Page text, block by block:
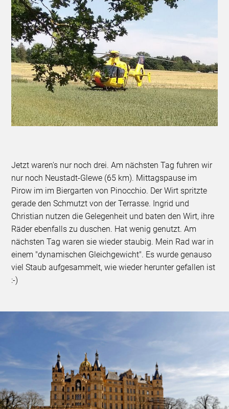
Jetzt waren's nur noch drei. Am nächsten Tag fuhren wir
nur noch Neustadt-Glewe (65 km). Mittagspause im
Pirow im im Biergarten von Pinocchio. Der Wirt spritzte
gerade den Schmutzt von der Terrasse. Ingrid und
Christian nutzen die Gelegenheit und baten den Wirt, ihre
Räder ebenfalls zu duschen. Hat wenig genutzt. Am
nächsten Tag waren sie wieder staubig. Mein Rad war in
einem "dynamischen Gleichgewicht". Es wurde genauso
viel Staub aufgesammelt, wie wieder herunter gefallen ist
:-)